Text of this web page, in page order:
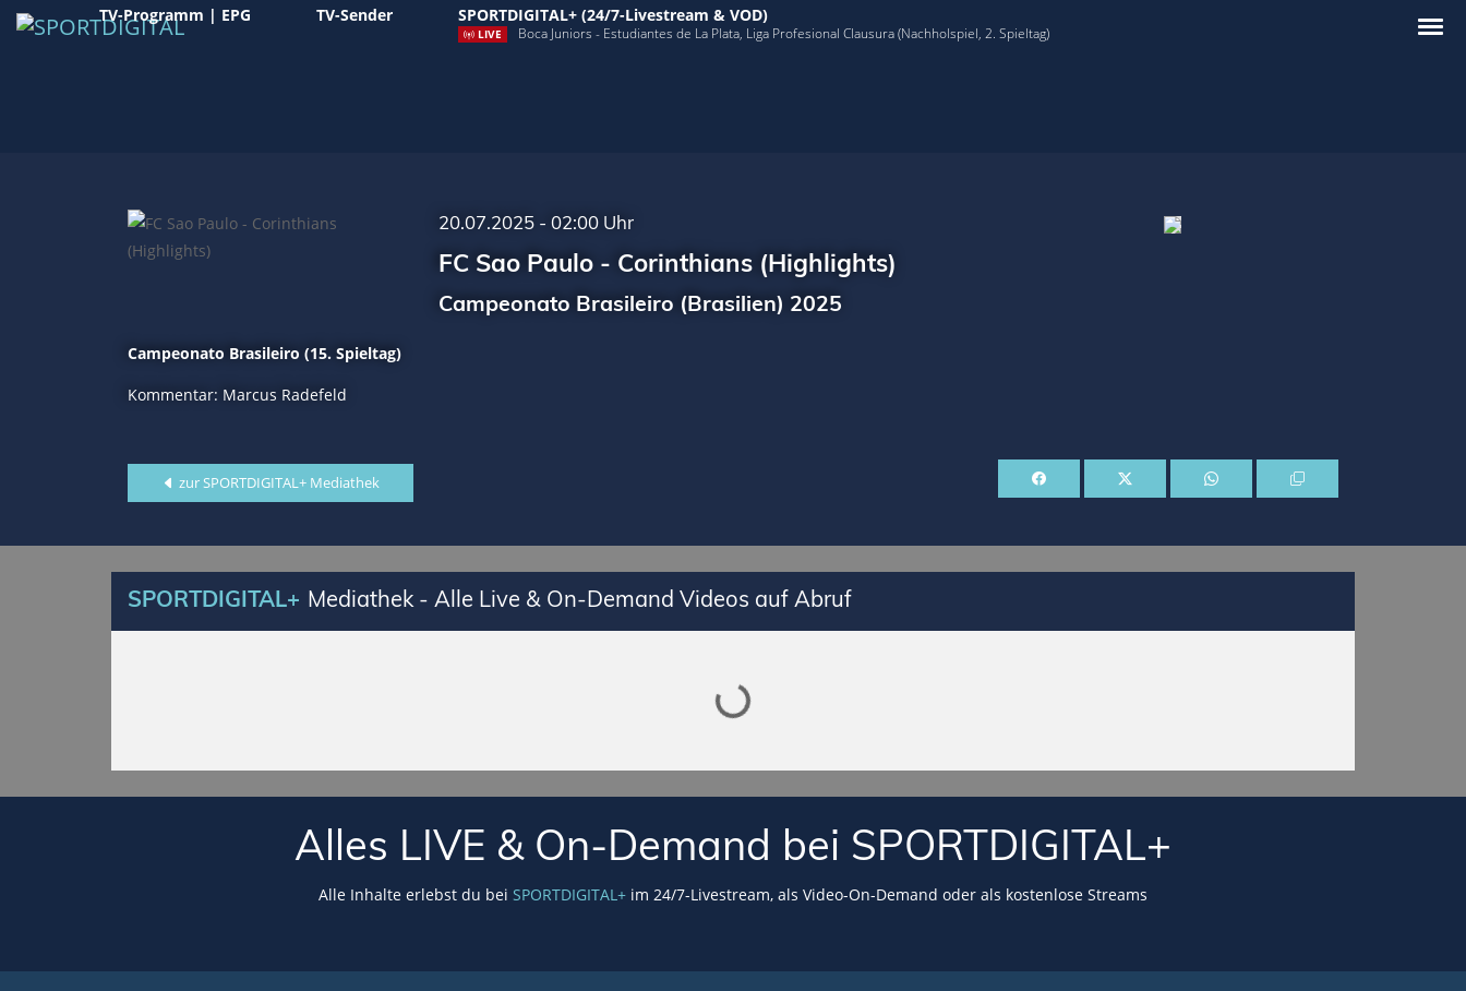
TV-Programm | EPG TV-Sender SPORTDIGITAL+ (24/7-Livestream & VOD)
LIVE Boca Juniors - Estudiantes de La Plata, Liga Profesional Clausura (Nachholspiel, 2. Spieltag)
20.07.2025 - 02:00 Uhr
FC Sao Paulo - Corinthians (Highlights)
Campeonato Brasileiro (Brasilien) 2025
Campeonato Brasileiro (15. Spieltag)
Kommentar: Marcus Radefeld
zur SPORTDIGITAL+ Mediathek
SPORTDIGITAL+ Mediathek - Alle Live & On-Demand Videos auf Abruf
Lade SPORTDIGITAL+ Mediathek
Alles LIVE & On-Demand bei SPORTDIGITAL+
Alle Inhalte erlebst du bei SPORTDIGITAL+ im 24/7-Livestream, als Video-On-Demand oder als kostenlose Streams